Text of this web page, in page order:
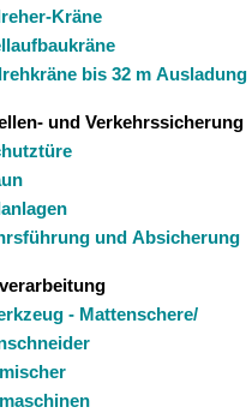
Kräne
bis 32 m Ausladung
und Verkehrssicherung
und Absicherung
- Mattenschere/